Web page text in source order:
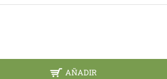
AÑADIR